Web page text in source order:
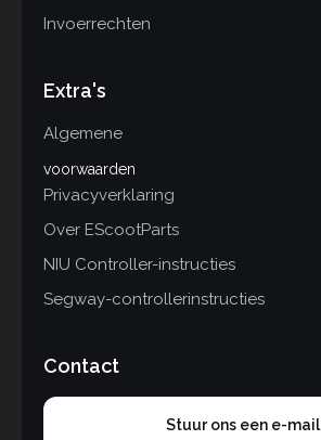
Invoerrechten
Extra's
Algemene
voorwaarden
Privacyverklaring
Over EScootParts
NIU Controller-instructies
Segway-controllerinstructies
Contact
Stuur ons een e-mail